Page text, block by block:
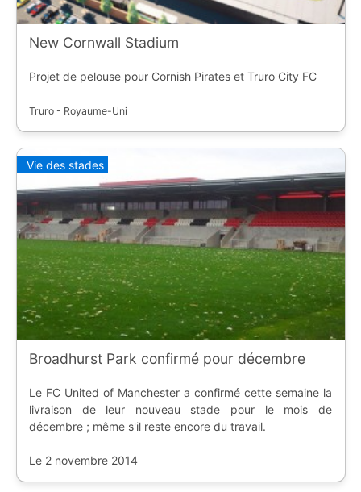
New Cornwall Stadium
Projet de pelouse pour Cornish Pirates et Truro City FC
Truro - Royaume-Uni
Vie des stades
Broadhurst Park confirmé pour décembre
Le FC United of Manchester a confirmé cette semaine la
livraison de leur nouveau stade pour le mois de
décembre ; même s'il reste encore du travail.
Le 2 novembre 2014